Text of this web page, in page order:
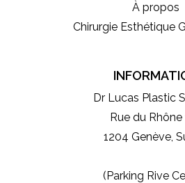
À propos
Chirurgie Esthétique
Dr Lucas Plastic
Rue du Rhône
1204 Genève,
(Parking Rive